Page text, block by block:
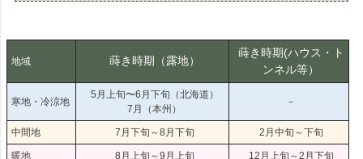
地域 蒔き時期（露地）
蒔き時期(ハウス・ト
ンネル等）
寒地・冷涼地
5月上旬〜6月下旬（北海道）
7月（本州）
－
中間地 7月下旬～8月下旬 2月中旬～下旬
暖地 8月上旬～9月上旬 12月上旬～2月下旬